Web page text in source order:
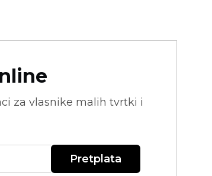
za vlasnike malih tvrtki i
Pretplata